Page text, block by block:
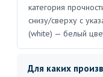
категория
снизу/сверху с
(white) — белый
Для каких